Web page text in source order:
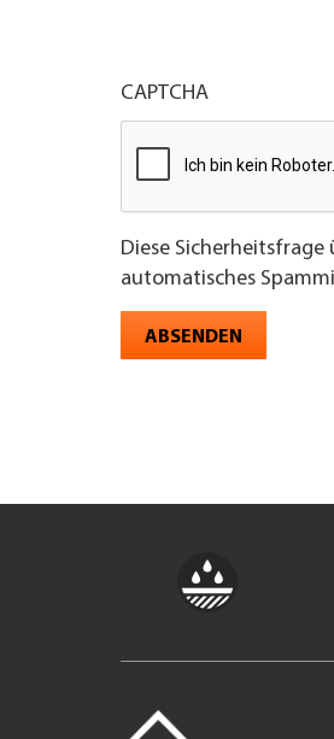
CAPTCHA
Diese
automatisches
ABSENDEN